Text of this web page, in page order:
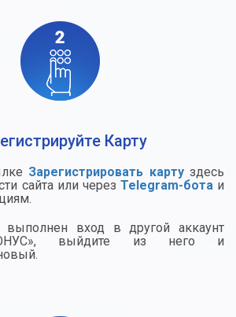
Карту
Зарегистрировать картуздесь
сайта или через Telegram-ботаи
вход в другой аккаунт
выйдите из него и